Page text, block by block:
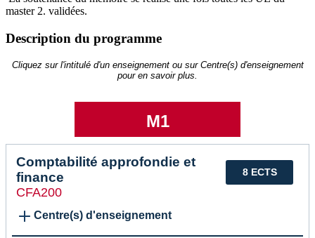
master 2. validées.
Description du programme
Cliquez sur l'intitulé d'un enseignement ou sur Centre(s) d'enseignement
pour en savoir plus.
M1
8 ECTS
Comptabilité approfondie et
finance
CFA200
Centre(s) d'enseignement